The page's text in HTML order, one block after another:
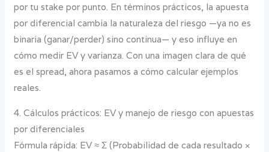
por tu stake por punto. En términos prácticos, la apuesta
por diferencial cambia la naturaleza del riesgo —ya no es
binaria (ganar/perder) sino continua— y eso influye en
cómo medir EV y varianza. Con una imagen clara de qué
es el spread, ahora pasamos a cómo calcular ejemplos
reales.
4. Cálculos prácticos: EV y manejo de riesgo con apuestas
por diferenciales
Fórmula rápida: EV ≈ Σ (Probabilidad de cada resultado ×